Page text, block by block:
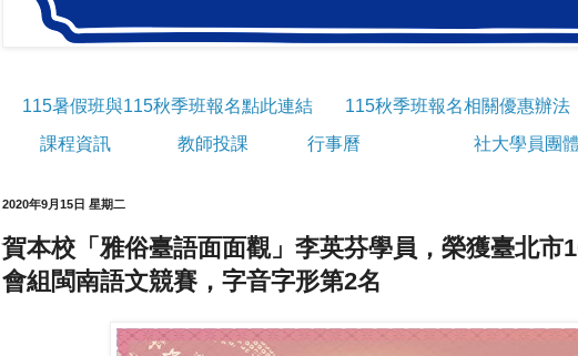
115暑假班與115秋季班報名點此連結 115秋季班報名相關優惠辦法
課程資訊
教師投課 行事曆 社大學員團
2020年9月15日 星期二
賀本校「雅俗臺語面面觀」李英芬學員，榮獲臺北市
會組閩南語文競賽，字音字形第2名